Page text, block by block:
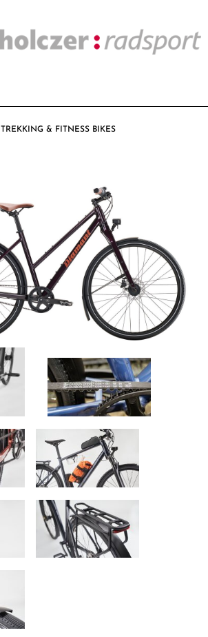
TREKKING & FITNESS BIKES